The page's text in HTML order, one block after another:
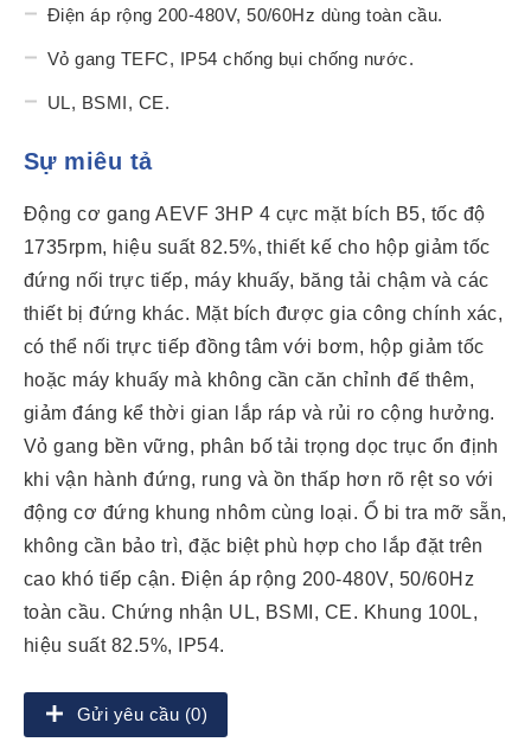
Điện áp rộng 200-480V, 50/60Hz dùng toàn cầu.
Vỏ gang TEFC, IP54 chống bụi chống nước.
UL, BSMI, CE.
Sự miêu tả
Động cơ gang AEVF 3HP 4 cực mặt bích B5, tốc độ
1735rpm, hiệu suất 82.5%, thiết kế cho hộp giảm tốc
đứng nối trực tiếp, máy khuấy, băng tải chậm và các
thiết bị đứng khác. Mặt bích được gia công chính xác,
có thể nối trực tiếp đồng tâm với bơm, hộp giảm tốc
hoặc máy khuấy mà không cần căn chỉnh đế thêm,
giảm đáng kể thời gian lắp ráp và rủi ro cộng hưởng.
Vỏ gang bền vững, phân bố tải trọng dọc trục ổn định
khi vận hành đứng, rung và ồn thấp hơn rõ rệt so với
động cơ đứng khung nhôm cùng loại. Ổ bi tra mỡ sẵn,
không cần bảo trì, đặc biệt phù hợp cho lắp đặt trên
cao khó tiếp cận. Điện áp rộng 200-480V, 50/60Hz
toàn cầu. Chứng nhận UL, BSMI, CE. Khung 100L,
hiệu suất 82.5%, IP54.
Gửi yêu cầu (0)